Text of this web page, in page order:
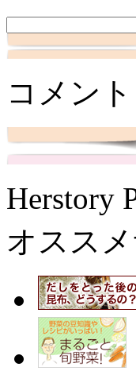
コメント
Herstory
オスス